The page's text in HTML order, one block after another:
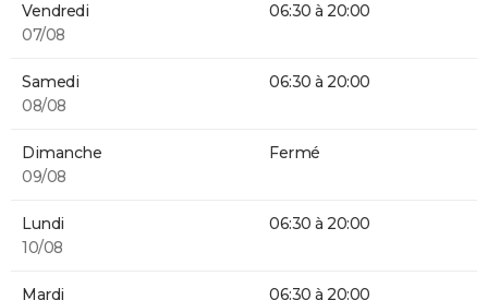
Vendredi
07/08
06:30 à 20:00
Samedi
08/08
06:30 à 20:00
Dimanche
09/08
Fermé
Lundi
10/08
06:30 à 20:00
Mardi
06:30 à 20:00